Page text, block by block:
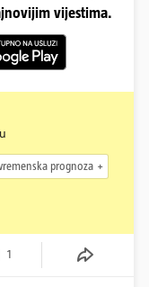
vijestima.
prognoza
1